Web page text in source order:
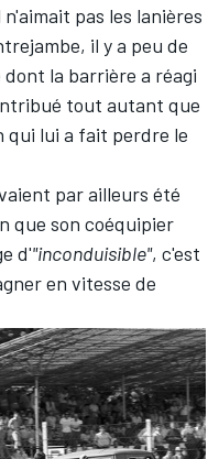
pas les lanières
il y a peu de
la barrière a réagi
tout autant que
qui lui a fait perdre le
par ailleurs été
que son coéquipier
d'"inconduisible", c'est
en vitesse de